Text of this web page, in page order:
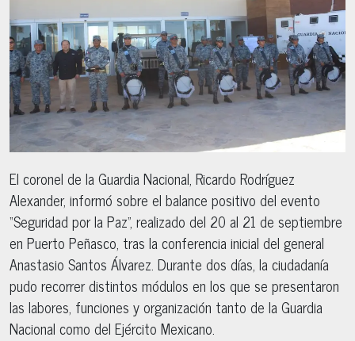
El coronel de la Guardia Nacional, Ricardo Rodríguez
Alexander, informó sobre el balance positivo del evento
“Seguridad por la Paz”, realizado del 20 al 21 de septiembre
en Puerto Peñasco, tras la conferencia inicial del general
Anastasio Santos Álvarez. Durante dos días, la ciudadanía
pudo recorrer distintos módulos en los que se presentaron
las labores, funciones y organización tanto de la Guardia
Nacional como del Ejército Mexicano.